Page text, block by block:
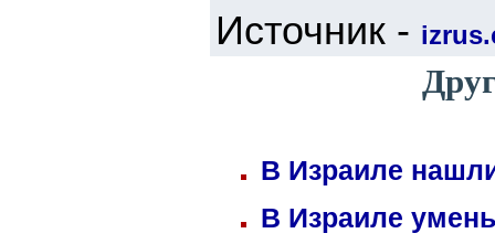
Источник -
В Израиле
В Израиле